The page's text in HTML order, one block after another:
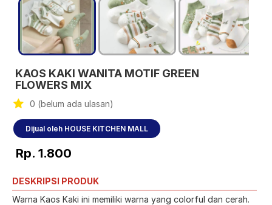
KAOS KAKI WANITA MOTIF GREEN
FLOWERS MIX
0 (belum ada ulasan)
Dijual oleh HOUSE KITCHEN MALL
Rp. 1.800
DESKRIPSI PRODUK
Warna Kaos Kaki ini memiliki warna yang colorful dan cerah.